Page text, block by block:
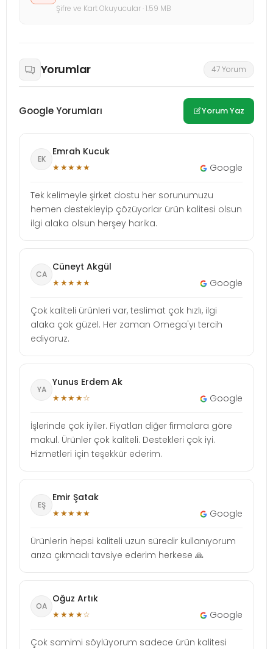
Şifre ve Kart Okuyucular · 1.59 MB
Yorumlar 47 Yorum
Google Yorumları Yorum Yaz
EK
Emrah Kucuk
★★★★★ Google
Tek kelimeyle şirket dostu her sorunumuzu
hemen destekleyip çözüyorlar ürün kalitesi olsun
ilgi alaka olsun herşey harika.
CA
Cüneyt Akgül
★★★★★ Google
Çok kaliteli ürünleri var, teslimat çok hızlı, ilgi
alaka çok güzel. Her zaman Omega'yı tercih
ediyoruz.
YA
Yunus Erdem Ak
★★★★☆ Google
İşlerinde çok iyiler. Fiyatları diğer firmalara göre
makul. Ürünler çok kaliteli. Destekleri çok iyi.
Hizmetleri için teşekkür ederim.
EŞ
Emir Şatak
★★★★★ Google
Ürünlerin hepsi kaliteli uzun süredir kullanıyorum
arıza çıkmadı tavsiye ederim herkese 🙏
OA
Oğuz Artık
★★★★☆ Google
Çok samimi söylüyorum sadece ürün kalitesi